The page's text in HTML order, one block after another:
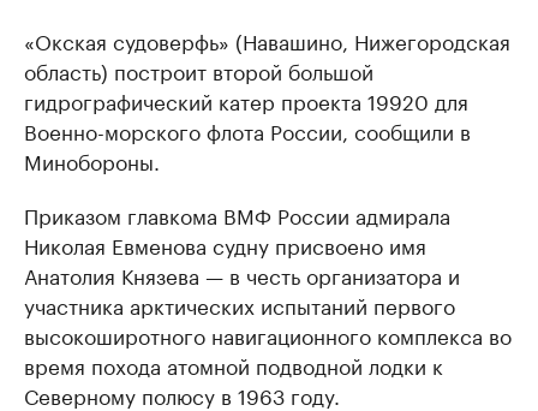
«Окская судоверфь» (Навашино, Нижегородская
область) построит второй большой
гидрографический катер проекта 19920 для
Военно-морского флота России, сообщили в
Минобороны.
Приказом главкома ВМФ России адмирала
Николая Евменова судну присвоено имя
Анатолия Князева — в честь организатора и
участника арктических испытаний первого
высокоширотного навигационного комплекса во
время похода атомной подводной лодки к
Северному полюсу в 1963 году.